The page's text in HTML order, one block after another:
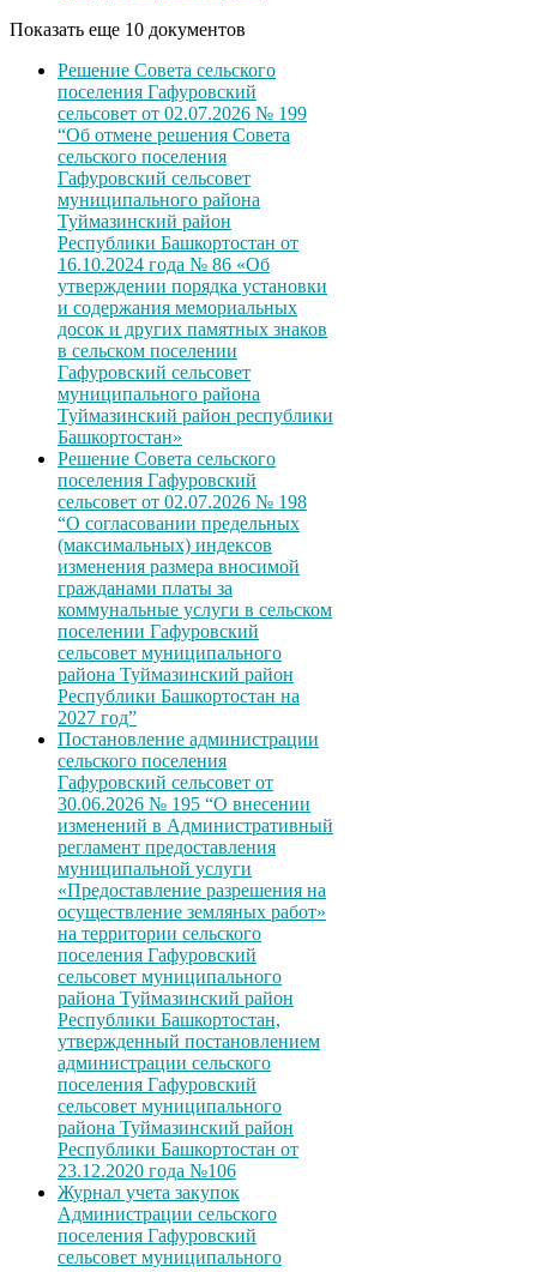
Показать еще 10 документов
Решение Совета сельского
поселения Гафуровский
сельсовет от 02.07.2026 № 199
“Об отмене решения Совета
сельского поселения
Гафуровский сельсовет
муниципального района
Туймазинский район
Республики Башкортостан от
16.10.2024 года № 86 «Об
утверждении порядка установки
и содержания мемориальных
досок и других памятных знаков
в сельском поселении
Гафуровский сельсовет
муниципального района
Туймазинский район республики
Башкортостан»
Решение Совета сельского
поселения Гафуровский
сельсовет от 02.07.2026 № 198
“О согласовании предельных
(максимальных) индексов
изменения размера вносимой
гражданами платы за
коммунальные услуги в сельском
поселении Гафуровский
сельсовет муниципального
района Туймазинский район
Республики Башкортостан на
2027 год”
Постановление администрации
сельского поселения
Гафуровский сельсовет от
30.06.2026 № 195 “О внесении
изменений в Административный
регламент предоставления
муниципальной услуги
«Предоставление разрешения на
осуществление земляных работ»
на территории сельского
поселения Гафуровский
сельсовет муниципального
района Туймазинский район
Республики Башкортостан,
утвержденный постановлением
администрации сельского
поселения Гафуровский
сельсовет муниципального
района Туймазинский район
Республики Башкортостан от
23.12.2020 года №106
Журнал учета закупок
Администрации сельского
поселения Гафуровский
сельсовет муниципального